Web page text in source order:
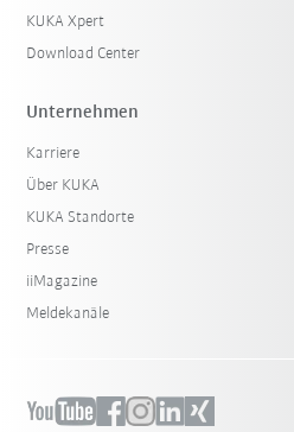
KUKA Xpert
Download Center
Unternehmen
Karriere
Über KUKA
KUKA Standorte
Presse
iiMagazine
Meldekanäle